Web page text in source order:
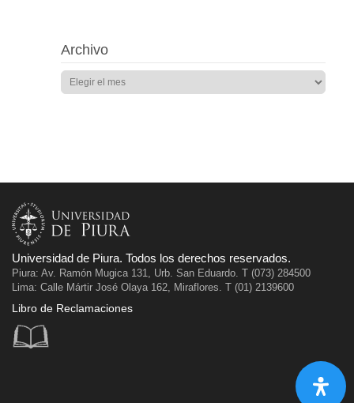
Archivo
Universidad de Piura. Todos los derechos reservados.
Piura: Av. Ramón Mugica 131, Urb. San Eduardo. T (073) 284500
Lima: Calle Mártir José Olaya 162, Miraflores. T (01) 2139600
Libro de Reclamaciones